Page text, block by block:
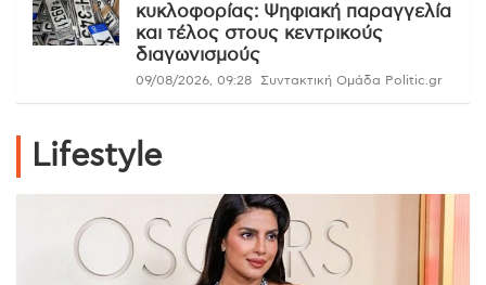
κυκλοφορίας: Ψηφιακή παραγγελία
και τέλος στους κεντρικούς
διαγωνισμούς
09/08/2026, 09:28 Συντακτική Ομάδα Politic.gr
Lifestyle